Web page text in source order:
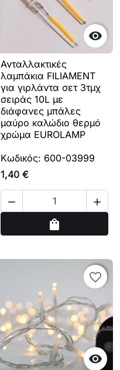

Ανταλλακτικές
λαμπάκια FILIAMENT
για γιρλάντα σετ 3τμχ
σειράς 10L με
διάφανες μπάλες
μαύρο καλώδιο θερμό
χρώμα EUROLAMP
Κωδικός: 600-03999
1,40 €
 
shopping_bag

favorite_border
favorite_border